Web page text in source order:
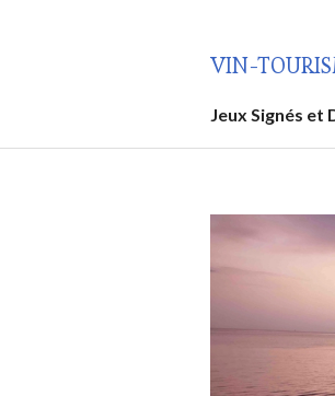
VIN-
Jeux Signés et